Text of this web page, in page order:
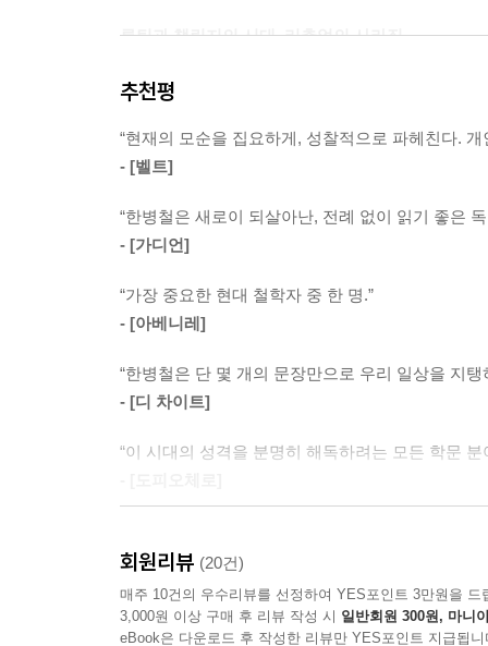
리추얼과 예식은 참으로 인간적인 행위다. 그 행
속화한다. 그러므로 세계의 재마법화
--- p.38
이행 의례, 곧 통과 의례는 삶을 계절들처럼 구조
로서 공간과 시간을 율동적으로 만들고 또렷하게
--- p.49
한 시간, 공허에 대한 공포 horro vacui다. 거세지
아니라 휴가 중에 병에 걸린다. 그 병은 ‘여가 병
적이며 리추얼적인 휴식은 오늘날 괴로운 무위無
름다운 교제 형식들은 점점 더 드물어진다. 이런
덕은 형식이 없다. 도덕적 내면성은 형식 없이 작
이런 형식 없는 도덕에 맞서 아름다운 형식의 윤리
--- p.90
루틴과 챌린지의 시대, 리추얼의 사라짐
어찌 보면 리추얼의 시대인 듯하다. 미라클 모닝,
좀 더 알차게 보내기 위해서 이런 흐름에 동
《투명사회》 《심리정치》 《고통 없는 사회》
집중한다. 우리의 존재와 인식을 옭아매고 있는
사라짐: 현재의 위상학”에서 짐작할 수 있듯이,
리추얼이 삶을 지속하게 한다
이 책에서 대부분 ‘리추얼’로 옮긴 독일어 ‘Ritual’은
최근의 ‘리추얼’ 유행에서 가리키는 ‘반복적으로
삶을 정박할 수 있게 해주는 단단한 닻과 같은 구
‘홀로’와 ‘덧없음’의 싸늘함을 호흡하는 세계
책은 리추얼이 잘 작동하던 사회, 시대, 문화와
추천평
“현재의 모순을 집요하게, 성찰적으로 파헤친다.
- [벨트]
“한병철은 새로이 되살아난, 전례 없이 읽기 좋은
- [가디언]
“가장 중요한 현대 철학자 중 한 명.”
- [아베니레]
“한병철은 단 몇 개의 문장만으로 우리 일상을 지
- [디 차이트]
“이 시대의 성격을 분명히 해독하려는 모든 학문
- [엘 파이스]
회원리뷰 (20건)
매주 10건의 우수리뷰를 선정하여 YES포인트 3만원을 드
3,000원 이상 구매 후 리뷰 작성 시 일반회원 300원, 마니
eBook은 다운로드 후 작성한 리뷰만 YES포인트 지급됩니